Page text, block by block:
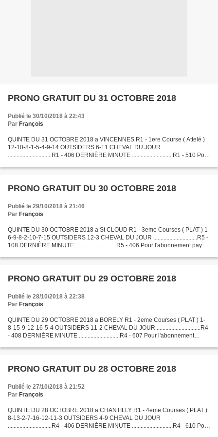
PRONO GRATUIT DU 31 OCTOBRE 2018
Publié le 30/10/2018 à 22:43
Par François
QUINTE DU 31 OCTOBRE 2018 a VINCENNES R1 - 1ere Course ( Attelé )
12-10-8-1-5-4-9-14 OUTSIDERS 6-11 CHEVAL DU JOUR
..............................R1 - 406 DERNIÈRE MINUTE ............................R1 - 510 Pour
PRONO GRATUIT DU 30 OCTOBRE 2018
Publié le 29/10/2018 à 21:46
Par François
QUINTE DU 30 OCTOBRE 2018 a St CLOUD R1 - 3eme Courses ( PLAT ) 1-
6-9-8-2-10-7-15 OUTSIDERS 12-3 CHEVAL DU JOUR ..............................R5 -
108 DERNIÈRE MINUTE ............................R5 - 406 Pour l'abonnement payant
PRONO GRATUIT DU 29 OCTOBRE 2018
Publié le 28/10/2018 à 22:38
Par François
QUINTE DU 29 OCTOBRE 2018 a BORELY R1 - 2eme Courses ( PLAT ) 1-
8-15-9-12-16-5-4 OUTSIDERS 11-2 CHEVAL DU JOUR ..............................R4
- 408 DERNIÈRE MINUTE ............................R4 - 607 Pour l'abonnement
PRONO GRATUIT DU 28 OCTOBRE 2018
Publié le 27/10/2018 à 21:52
Par François
QUINTE DU 28 OCTOBRE 2018 a CHANTILLY R1 - 4eme Courses ( PLAT )
8-13-2-7-16-12-11-3 OUTSIDERS 4-9 CHEVAL DU JOUR
..............................R4 - 406 DERNIÈRE MINUTE ............................R4 - 610 Pour